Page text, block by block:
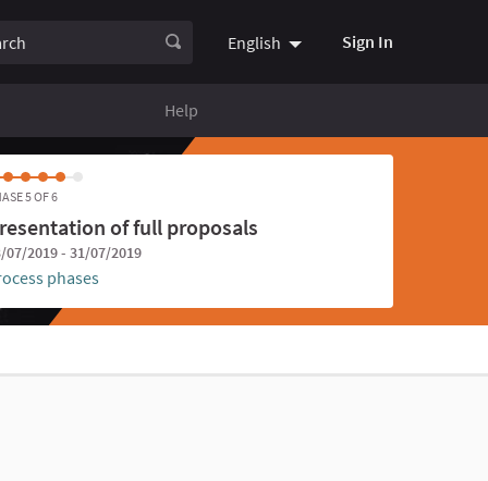
English Choose language
Sign In
Help
5 OF 6
of full proposals
07/2019 - 31/07/2019
phases